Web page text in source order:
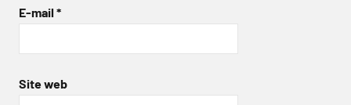
E-mail *
Site web